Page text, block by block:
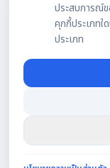
SET 27 เม.ย.
มติที่ประชุมผู้ถือหุ้น
ประสบการณ์
คุกกี้ประเภทใ
ประเภท